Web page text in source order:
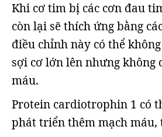
Khi cơ tim bị các cơn đau
còn lại sẽ thích ứng bằng
điều chỉnh này có thể
sợi cơ lớn lên nhưng không
máu.
Protein cardiotrophin 1 có
phát triển thêm mạch máu,